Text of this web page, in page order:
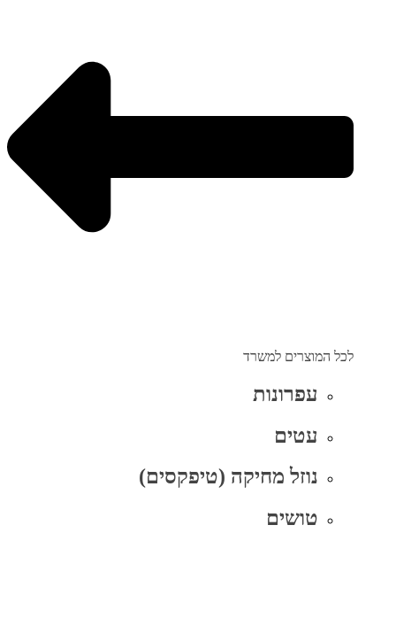
לכל המוצרים למשרד
עפרונות
עטים
נוזל מחיקה (טיפקסים)
טושים